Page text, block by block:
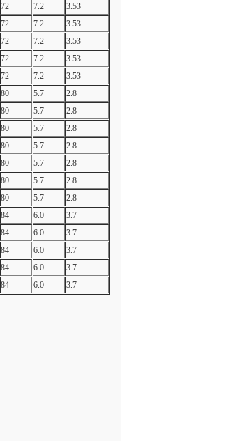
72 7.2
3.53
72 7.2
3.53
72 7.2
3.53
72 7.2
3.53
72 7.2 3.53
80 5.7
2.8
80 5.7
2.8
80 5.7
2.8
80 5.7
2.8
80 5.7
2.8
80 5.7
2.8
80 5.7 2.8
84 6.0
3.7
84 6.0
3.7
84 6.0
3.7
84 6.0
3.7
84 6.0 3.7